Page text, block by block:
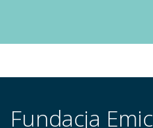
Fundacja Emic